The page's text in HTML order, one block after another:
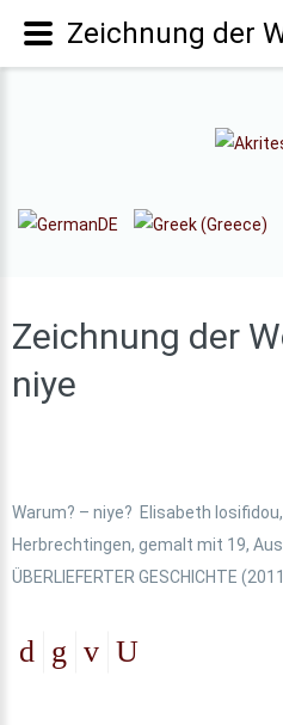
Zeichnung der
niye
Warum? – niye? Elisabeth Iosifidou,
Herbrechtingen, gemalt mit 19,
ÜBERLIEFERTER GESCHICHTE